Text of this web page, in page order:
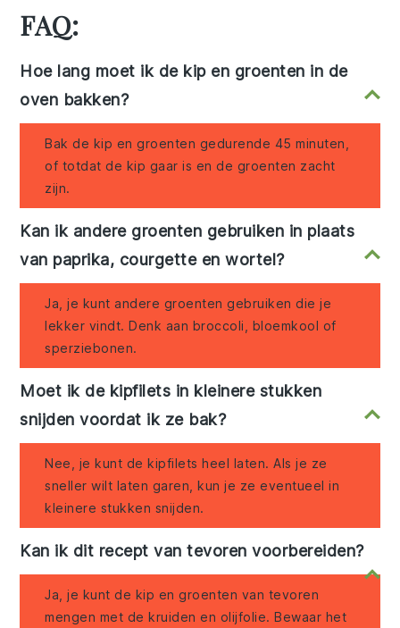
FAQ:
Hoe lang moet ik de kip en groenten in de
oven bakken?
Bak de kip en groenten gedurende 45 minuten,
of totdat de kip gaar is en de groenten zacht
zijn.
Kan ik andere groenten gebruiken in plaats
van paprika, courgette en wortel?
Ja, je kunt andere groenten gebruiken die je
lekker vindt. Denk aan broccoli, bloemkool of
sperziebonen.
Moet ik de kipfilets in kleinere stukken
snijden voordat ik ze bak?
Nee, je kunt de kipfilets heel laten. Als je ze
sneller wilt laten garen, kun je ze eventueel in
kleinere stukken snijden.
Kan ik dit recept van tevoren voorbereiden?
Ja, je kunt de kip en groenten van tevoren
mengen met de kruiden en olijfolie. Bewaar het